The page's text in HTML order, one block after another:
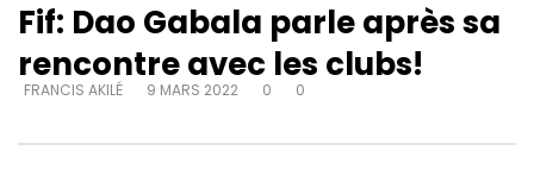
Fif: Dao Gabala parle après sa
rencontre avec les clubs!
FRANCIS AKILÉ 9 MARS 2022 0 0